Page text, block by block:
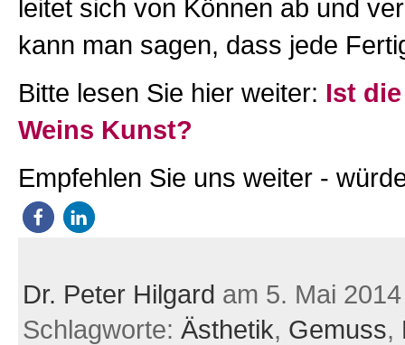
leitet sich von Können ab und
kann man sagen, dass jede
Bitte lesen Sie hier weiter: Ist
Weins Kunst?
Empfehlen Sie uns weiter -
Dr. Peter Hilgard am 5. Mai 2014
Schlagworte: Ästhetik, Gemuss,